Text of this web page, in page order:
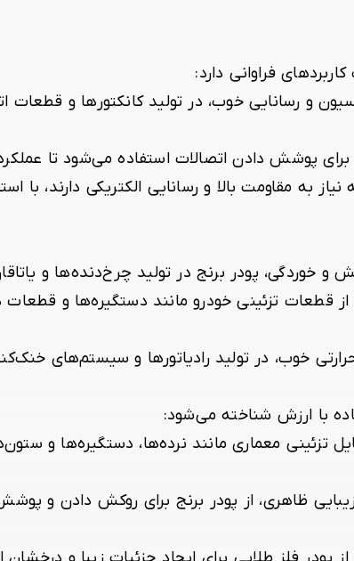
فراوانی دارد:
و رسانایی خوب، در تولید کانکتورها و قطعات
پوشش دادن اتصالات استفاده می‌شود تا
به مقاومت بالا و رسانایی الکتریکی دارند، با
و خوردگی، پودر برنج در تولید چرخ‌دنده‌ها و
قطعات تزئینی خودرو مانند دستگیره‌ها و قطعات
خوب، در تولید رادیاتورها و سیستم‌های
با ارزش شناخته می‌شود:
تزئینی معماری مانند نرده‌ها، دستگیره‌ها و
زیبایی ظاهری، از پودر برنج برای روکش دادن و